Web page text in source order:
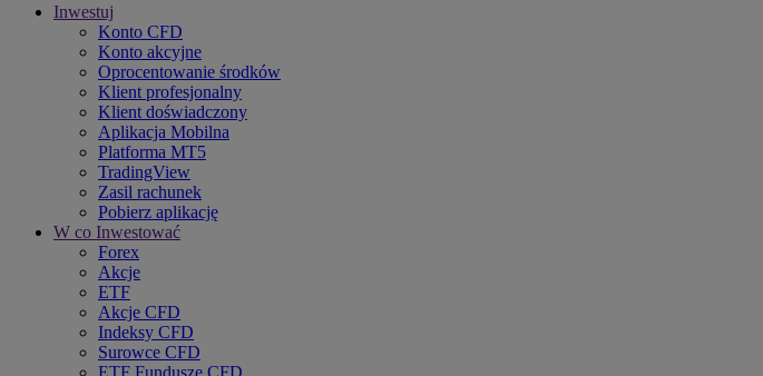
Inwestuj
Konto CFD
Konto akcyjne
Oprocentowanie środków
Klient profesjonalny
Klient doświadczony
Aplikacja Mobilna
Platforma MT5
TradingView
Zasil rachunek
Pobierz aplikację
W co Inwestować
Forex
Akcje
ETF
Akcje CFD
Indeksy CFD
Surowce CFD
ETF Fundusze CFD